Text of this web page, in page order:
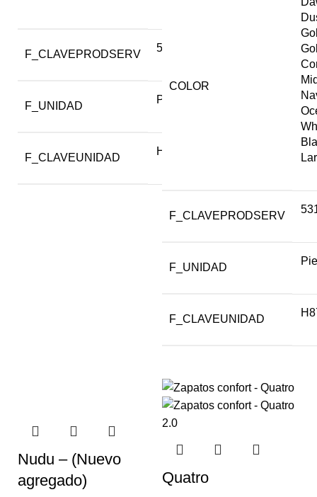
F_CLAVEPRODSERV
53111600
F_UNIDAD
Pieza
F_CLAVEUNIDAD
H87
COLOR
F_CLAVEPRODSERV
F_UNIDAD
F_CLAVEUNIDAD
Nudu – (Nuevo
agregado)
Quatro